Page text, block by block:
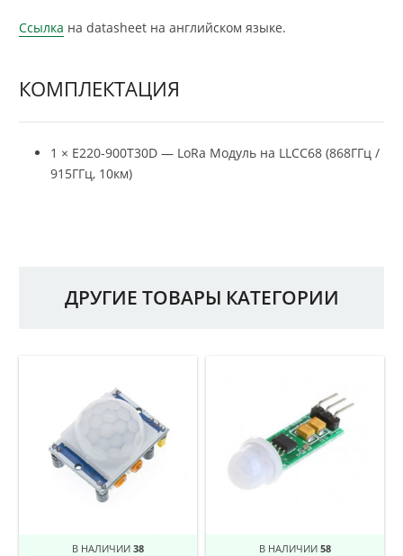
Ссылка на datasheet на английском языке.
КОМПЛЕКТАЦИЯ
1 × E220-900T30D — LoRa Модуль на LLCC68 (868ГГц /
915ГГц, 10км)
ДРУГИЕ ТОВАРЫ КАТЕГОРИИ
В НАЛИЧИИ 38 В НАЛИЧИИ 58